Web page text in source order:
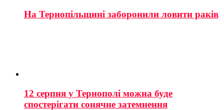
На Тернопільщині заборонили ловити раків
12 серпня у Тернополі можна буде
спостерігати сонячне затемнення